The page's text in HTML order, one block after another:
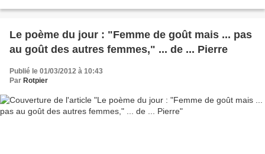
Le poème du jour : "Femme de goût mais ... pas
au goût des autres femmes," ... de ... Pierre
Publié le 01/03/2012 à 10:43
Par Rotpier